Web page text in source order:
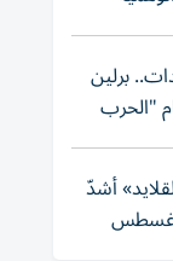
برلين
"الحرب
أشدّ